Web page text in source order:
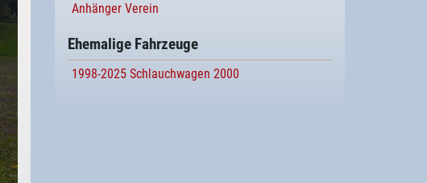
Anhänger Verein
Ehemalige Fahrzeuge
1998-2025 Schlauchwagen 2000